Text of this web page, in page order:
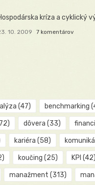
kríza a cyklický
10. 2009 7 komentárov
(47) benchmarking
dôvera (33)
kariéra (58)
koučing (25) KPI (42)
manažment (313)